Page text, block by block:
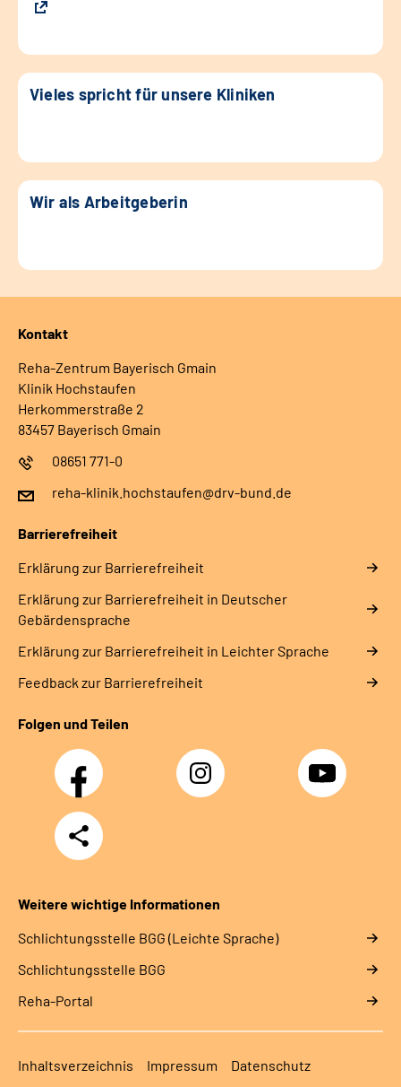
Vieles spricht für unsere Kliniken
Wir als Arbeitgeberin
Kontakt
Reha-Zentrum Bayerisch Gmain
Klinik Hochstaufen
Herkommerstraße 2
83457 Bayerisch Gmain
08651 771-0
reha-klinik.hochstaufen@drv-bund.de
Barrierefreiheit
Erklärung zur Barrierefreiheit
Erklärung zur Barrierefreiheit in Deutscher
Gebärdensprache
Erklärung zur Barrierefreiheit in Leichter Sprache
Feedback zur Barrierefreiheit
Folgen und Teilen
Facebook Instagram YouTube
Teilen
Weitere wichtige Informationen
Schlich­tungs­stel­le BGG (Leichte Sprache)
Schlich­tungs­stel­le BGG
Reha-Portal
Inhaltsverzeichnis Impressum Datenschutz